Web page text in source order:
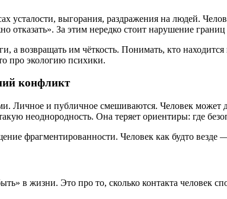
усталости, выгорания, раздражения на людей.
отказать». За этим нередко стоит нарушение
а возвращать им чёткость. Понимать, кто
про экологию психики.
конфликт
Личное и публичное смешиваются. Человек
неоднородность. Она теряет ориентиры: где
фрагментированности. Человек как будто везде
в жизни. Это про то, сколько контакта человек